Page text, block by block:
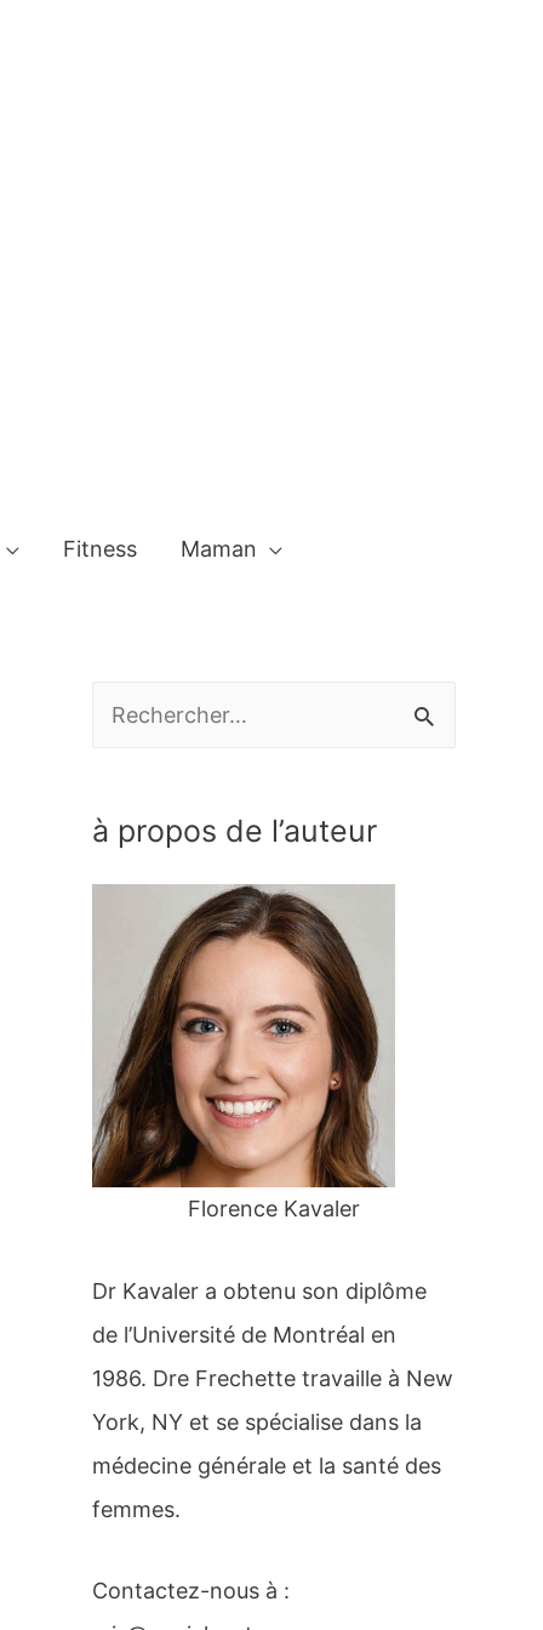
Fitness Maman
h
:
à propos de l’auteur
Florence Kavaler
Dr Kavaler a obtenu son diplôme
de l’Université de Montréal en
1986. Dre Frechette travaille à New
York, NY et se spécialise dans la
médecine générale et la santé des
femmes.
Contactez-nous à :